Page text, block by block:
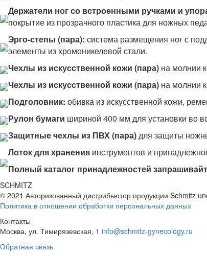
Держатели ног со встроенными ручками и
покрытие из прозрачного пластика для ножных
Эрго-степы (пара): система размещения ног с
элементы из хромоникелевой стали.
Чехлы из искусственной кожи (пара) на молнии
Чехлы из искусственной кожи (пара) на молнии
Подголовник: обивка из искусственной кожи,
Рулон бумаги шириной 400 мм для установки во
Защитные чехлы из ПВХ (пара)для защиты
Лоток для хранения инструментов и
Полный каталог принадлежностей
SCHMITZ
© 2021 Авторизованный дистрибьютор продукции Schmitz
Политика в отношении обработки персональных данных
Контакты
Москва, ул. Тимирязевская, 1 info@schmitz-gynecology.ru
Обратная связь